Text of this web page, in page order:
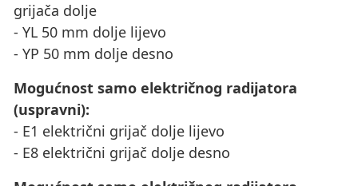
grijača dolje
- YL 50 mm dolje lijevo
- YP 50 mm dolje desno
Mogućnost samo električnog radijatora
(uspravni):
- E1 električni grijač dolje lijevo
- E8 električni grijač dolje desno